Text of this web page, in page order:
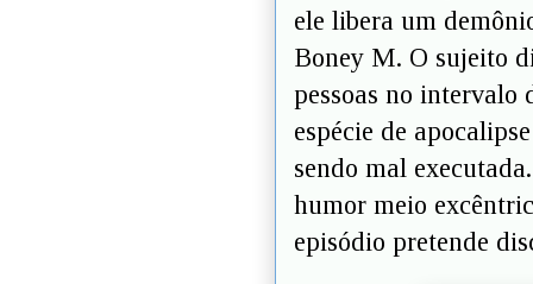
ele libera um
Boney M. O sujeito
pessoas no intervalo
espécie de
sendo mal
humor meio
episódio pretende